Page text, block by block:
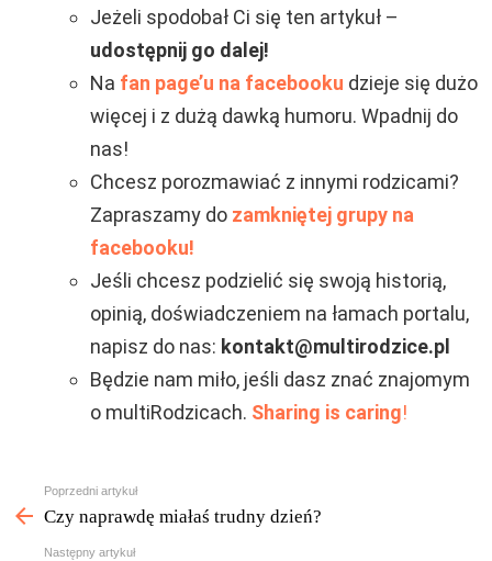
Jeżeli spodobał Ci się ten artykuł –
udostępnij go dalej!
Na fan page’u na facebooku dzieje się dużo
więcej i z dużą dawką humoru. Wpadnij do
nas!
Chcesz porozmawiać z innymi rodzicami?
Zapraszamy do zamkniętej grupy na
facebooku!
Jeśli chcesz podzielić się swoją historią,
opinią, doświadczeniem na łamach portalu,
napisz do nas: kontakt@multirodzice.pl
Będzie nam miło, jeśli dasz znać znajomym
o multiRodzicach. Sharing is caring!
Zobacz
więcej
Poprzedni artykuł
Czy naprawdę miałaś trudny dzień?
Następny artykuł